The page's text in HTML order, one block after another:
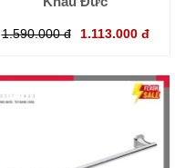
1.590.000 đ 1.113.000 đ